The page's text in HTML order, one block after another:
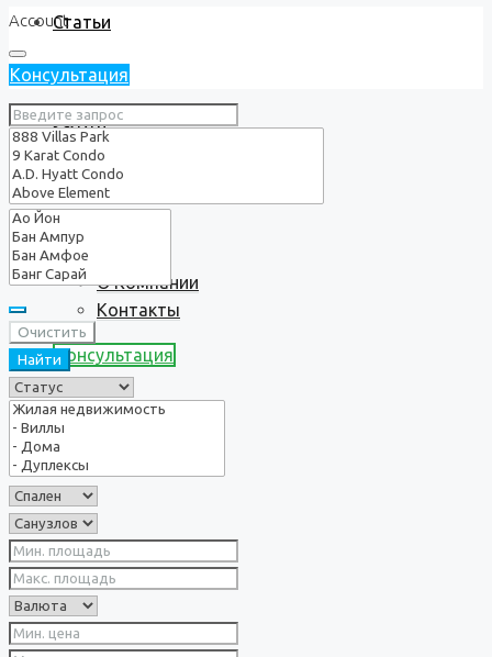
Статьи
Услуги
О нас
О Компании
Контакты
Консультация
Account
Консультация
Очистить
Найти